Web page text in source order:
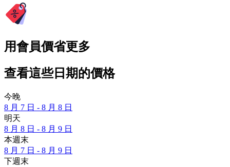
用會員價省更多
查看這些日期的價格
今晚
8 月 7 日 - 8 月 8 日
明天
8 月 8 日 - 8 月 9 日
本週末
8 月 7 日 - 8 月 9 日
下週末